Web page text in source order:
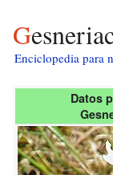
Enciclopedia para
Datos